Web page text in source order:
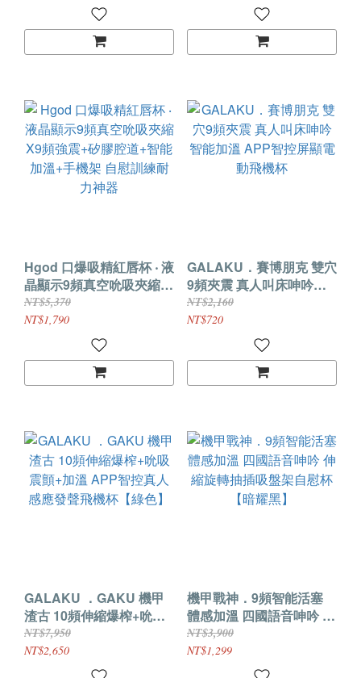
Hgod 口爆吸精紅唇杯 ‧ 液
晶顯示9頻真空吮吸夾縮
X9頻強震+矽膠腔道+智能
加溫+手機架 自慰訓練耐
NT$5,370
NT$1,790
GALAKU．賽博朋克 雙穴
9頻夾震 真人叫床呻吟智
能加溫 APP智控屏顯電動
飛機杯
NT$2,160
NT$720
GALAKU ．GAKU 機甲
渣古 10頻伸縮爆榨+吮吸
震顫+加溫 APP智控真人
感應發聲飛機杯【綠色】
NT$7,950
NT$2,650
機甲戰神．9頻智能活塞
體感加溫 四國語音呻吟 伸
縮旋轉抽插吸盤架自慰杯
【暗耀黑】
NT$3,900
NT$1,299